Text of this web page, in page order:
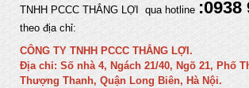
TNHH PCCC THẮNG LỢI qua hotline :0938
theo địa chỉ:
CÔNG TY TNHH PCCC THẮNG LỢI.
Địa chỉ: Số nhà 4, Ngách 21/40, Ngõ 21, Phố
Thượng Thanh, Quận Long Biên, Hà Nội.